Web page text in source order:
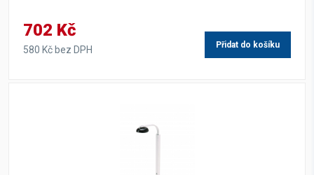
702 Kč
580 Kč bez DPH Přidat do košíku